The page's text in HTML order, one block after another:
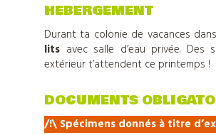
Tout
Djuringa
HEBERGEMENT
Durant ta colonie de vacances
lits avec salle d’eau privée.
extérieur t’attendent ce printemps !
DOCUMENTS
/!\ Spécimens donnés à titre